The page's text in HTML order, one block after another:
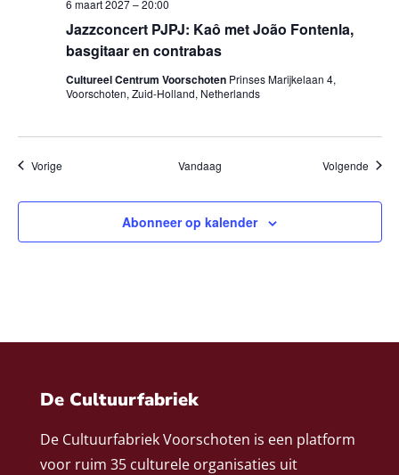
Jazzconcert PJPJ: Kaô met João Fontenla,
basgitaar en contrabas
6 maart 2027 – 20:00
Cultureel Centrum Voorschoten Prinses Marijkelaan 4,
Voorschoten, Zuid-Holland, Netherlands
VorigeEvenementen Vandaag Volgende
Abonneer op kalender
De Cultuurfabriek
De Cultuurfabriek Voorschoten is een platform
voor ruim 35 culturele organisaties uit